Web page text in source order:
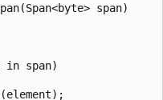
span)
in span)